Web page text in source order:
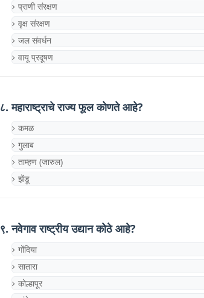
प्राणी संरक्षण
वृक्ष संरक्षण
जल संवर्धन
वायू प्रदूषण
८. महाराष्ट्राचे राज्य फूल कोणते आहे?
कमळ
गुलाब
ताम्हण (जारुल)
झेंडू
९. नवेगाव राष्ट्रीय उद्यान कोठे आहे?
गोंदिया
सातारा
कोल्हापूर